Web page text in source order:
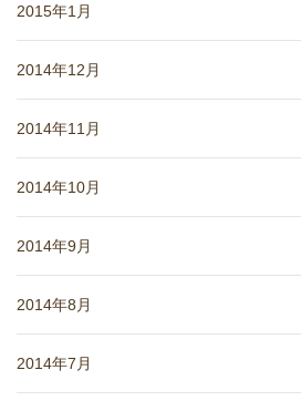
2015年1月
2014年12月
2014年11月
2014年10月
2014年9月
2014年8月
2014年7月